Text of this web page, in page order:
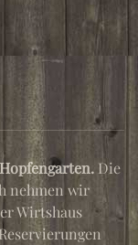
Die
nehmen wir
Wirtshaus